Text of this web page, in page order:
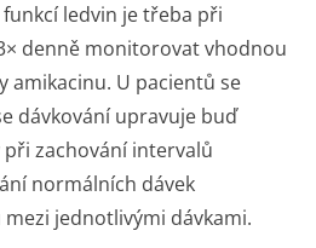
ledvin je třeba při
denně monitorovat vhodnou
amikacinu. U pacientů se
dávkování upravuje buď
zachování intervalů
normálních dávek
jednotlivými dávkami.